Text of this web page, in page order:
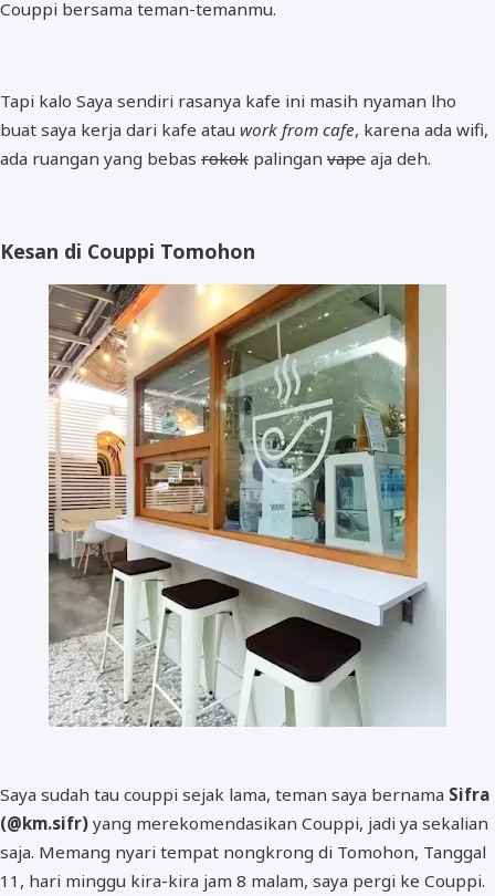
Couppi bersama teman-temanmu.
Tapi kalo Saya sendiri rasanya kafe ini masih nyaman lho
buat saya kerja dari kafe atau work from cafe, karena ada wifi,
ada ruangan yang bebas rokok palingan vape aja deh.
Kesan di Couppi Tomohon
Saya sudah tau couppi sejak lama, teman saya bernama Sifra
(@km.sifr) yang merekomendasikan Couppi, jadi ya sekalian
saja. Memang nyari tempat nongkrong di Tomohon, Tanggal
11, hari minggu kira-kira jam 8 malam, saya pergi ke Couppi.